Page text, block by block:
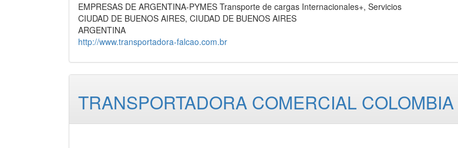
EMPRESAS DE ARGENTINA-PYMES Transporte de cargas Internacionales+, Servicios
CIUDAD DE BUENOS AIRES, CIUDAD DE BUENOS AIRES
ARGENTINA
http://www.transportadora-falcao.com.br
TRANSPORTADORA COMERCIAL COLOMBIA